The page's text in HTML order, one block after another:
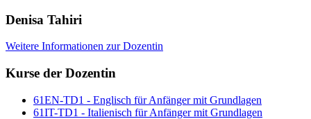
Denisa Tahiri
Weitere Informationen zur Dozentin
Kurse der Dozentin
61EN-TD1 - Englisch für Anfänger mit Grundlagen
61IT-TD1 - Italienisch für Anfänger mit Grundlagen